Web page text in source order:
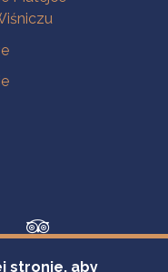
stronie, aby